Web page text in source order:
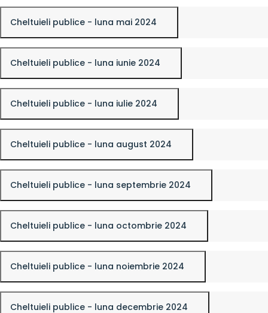
Cheltuieli publice - luna mai 2024
Cheltuieli publice - luna iunie 2024
Cheltuieli publice - luna iulie 2024
Cheltuieli publice - luna august 2024
Cheltuieli publice - luna septembrie 2024
Cheltuieli publice - luna octombrie 2024
Cheltuieli publice - luna noiembrie 2024
Cheltuieli publice - luna decembrie 2024